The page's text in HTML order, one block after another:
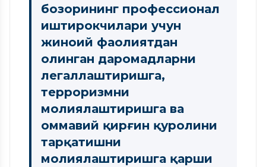
бозорининг профессионал
иштирокчилари учун
жиноий фаолиятдан
олинган даромадларни
легаллаштиришга,
терроризмни
молиялаштиришга ва
оммавий қирғин қуролини
тарқатишни
молиялаштиришга қарши